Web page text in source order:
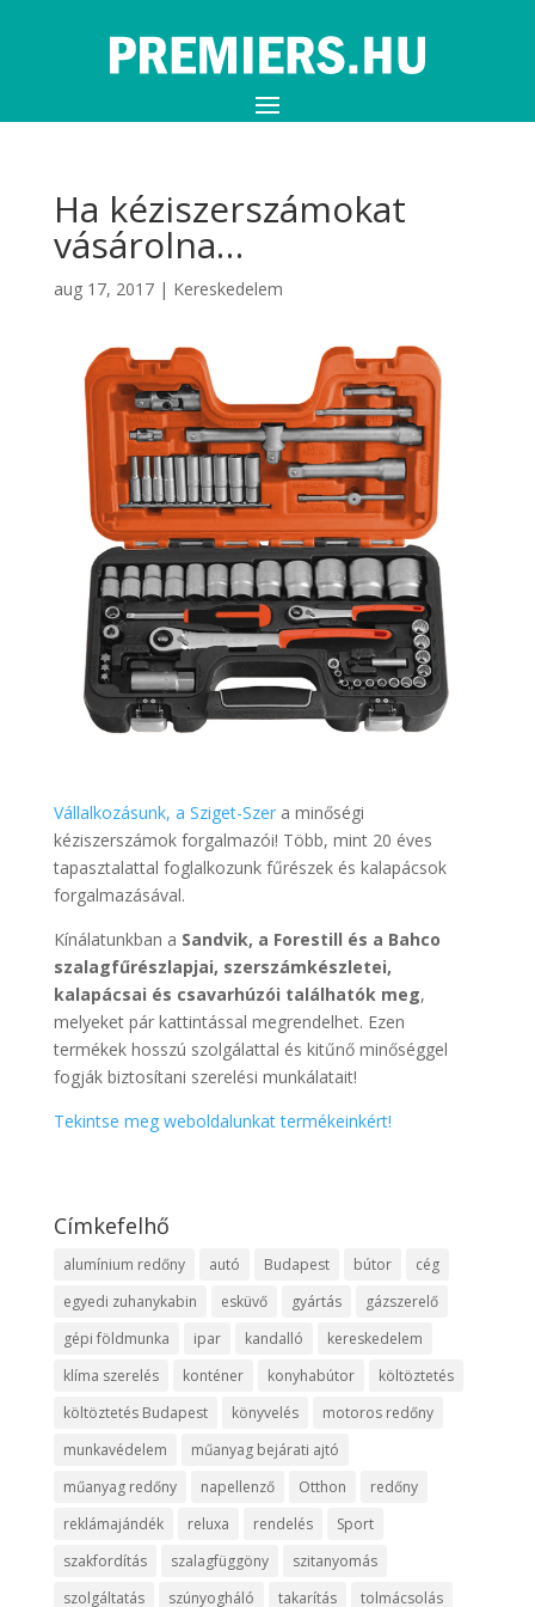
Ha kéziszerszámokat
vásárolna…
aug 17, 2017| Kereskedelem
Vállalkozásunk, a Sziget-Szer a minőségi
kéziszerszámok forgalmazói! Több, mint 20 éves
tapasztalattal foglalkozunk fűrészek és kalapácsok
forgalmazásával.
Kínálatunkban a Sandvik, a Forestill és a Bahco
szalagfűrészlapjai, szerszámkészletei,
kalapácsai és csavarhúzói találhatók meg,
melyeket pár kattintással megrendelhet. Ezen
termékek hosszú szolgálattal és kitűnő minőséggel
fogják biztosítani szerelési munkálatait!
Tekintse meg weboldalunkat termékeinkért!
Címkefelhő
alumínium redőny autó Budapest bútor
cég
egyedi zuhanykabin
esküvő gyártás
gázszerelő
gépi földmunka
ipar kandalló
kereskedelem
klíma szerelés
konténer konyhabútor
költöztetés
költöztetés Budapest
könyvelés
motoros redőny
munkavédelem
műanyag bejárati ajtó
műanyag redőny
napellenző Otthon
redőny
reklámajándék
reluxa rendelés
Sport
szakfordítás
szalagfüggöny
szitanyomás
szolgáltatás
szúnyogháló takarítás tolmácsolás